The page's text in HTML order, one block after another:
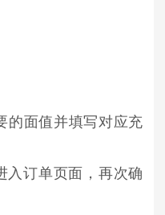
的面值并填写对应充
入订单页面，再次确